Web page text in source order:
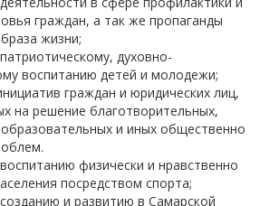
граждан, а так же пропаганды
жизни;
духовно-
воспитанию детей и молодежи;
граждан и юридических лиц,
на решение благотворительных,
и иных общественно
физически и нравственно
посредством спорта;
и развитию в Самарской